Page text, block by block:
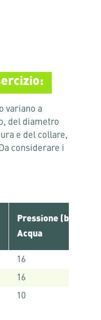
variano a
del diametro
e del collare,
considerare i
Pressione (bar)
Acqua
16
16
10